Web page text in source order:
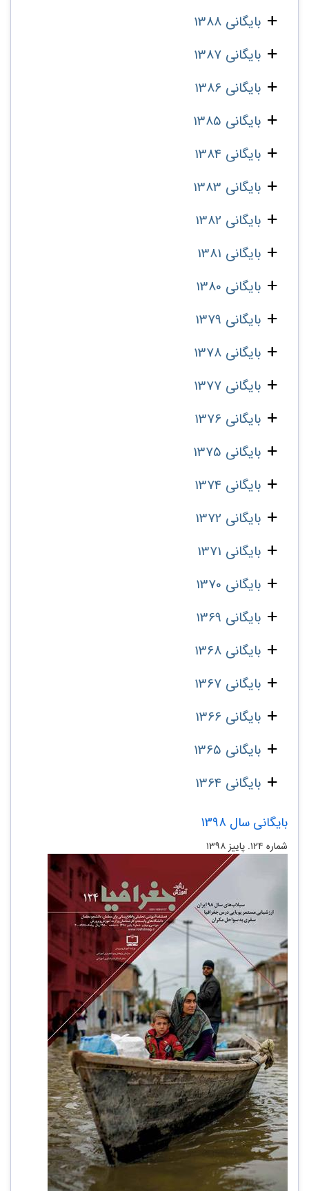
بایگانی 1388
بایگانی 1387
بایگانی 1386
بایگانی 1385
بایگانی 1384
بایگانی 1383
بایگانی 1382
بایگانی 1381
بایگانی 1380
بایگانی 1379
بایگانی 1378
بایگانی 1377
بایگانی 1376
بایگانی 1375
بایگانی 1374
بایگانی 1372
بایگانی 1371
بایگانی 1370
بایگانی 1369
بایگانی 1368
بایگانی 1367
بایگانی 1366
بایگانی 1365
بایگانی 1364
بایگانی سال 1398
شماره ۱۲۴. پاییز ۱۳۹۸